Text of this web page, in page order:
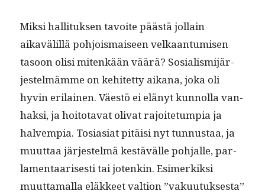
Mik­si hal­li­tuk­sen tavoite päästä jol­lain
aikavälil­lä pohjo­is­maiseen velka­an­tu­misen
tasoon olisi mitenkään väärä? Sosial­is­mi­jär­
jestelmämme on kehitet­ty aikana, joka oli
hyvin eri­lainen. Väestö ei elänyt kun­nol­la van­
hak­si, ja hoito­ta­vat oli­vat rajoite­tumpia ja
halvem­pia. Tosi­asi­at pitäisi nyt tun­nus­taa, ja
muut­taa jär­jestelmä kestävälle poh­jalle, par­
la­men­taaris­es­ti tai jotenkin. Esimerkik­si
muut­ta­mal­la eläk­keet val­tion ”vaku­u­tuk­ses­ta”